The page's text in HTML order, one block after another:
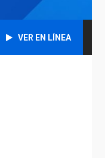
VER EN LÍNEA
de